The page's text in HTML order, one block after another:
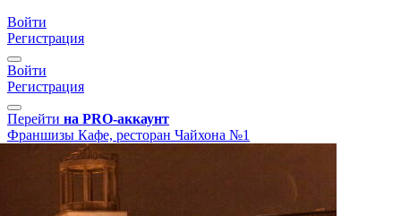
Войти
Регистрация
Войти
Регистрация
Перейти на PRO-аккаунт
Франшизы Кафе, ресторан Чайхона №1